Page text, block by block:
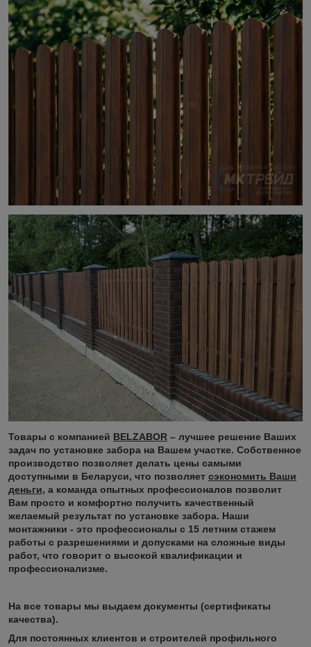
Товары с компанией BELZABOR – лучшее решение Ваших
задач по установке забора на Вашем участке. Собственное
производство позволяет делать цены самыми
доступными в Беларуси, что позволяет сэкономить Ваши
деньги, а команда опытных профессионалов позволит
Вам просто и комфортно получить качественный
желаемый результат по установке забора. Наши
монтажники - это профессионалы с 15 летним стажем
работы с разрешениями и допусками на сложные виды
работ, что говорит о высокой квалификации и
профессионализме.
На все товары мы выдаем документы (сертификаты
качества).
Для постоянных клиентов и строителей профильного